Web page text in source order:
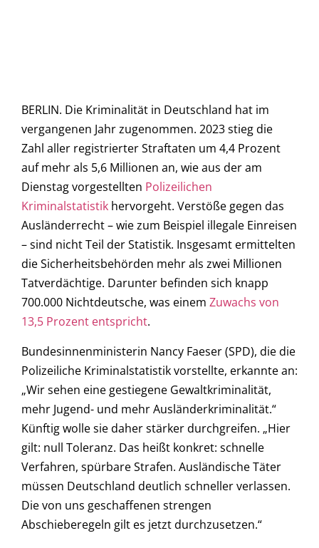
BERLIN. Die Kriminalität in Deutschland hat im
vergangenen Jahr zugenommen. 2023 stieg die
Zahl aller registrierter Straftaten um 4,4 Prozent
auf mehr als 5,6 Millionen an, wie aus der am
Dienstag vorgestellten Polizeilichen
Kriminalstatistik hervorgeht. Verstöße gegen das
Ausländerrecht – wie zum Beispiel illegale Einreisen
– sind nicht Teil der Statistik. Insgesamt ermittelten
die Sicherheitsbehörden mehr als zwei Millionen
Tatverdächtige. Darunter befinden sich knapp
700.000 Nichtdeutsche, was einem Zuwachs von
13,5 Prozent entspricht.
Bundesinnenministerin Nancy Faeser (SPD), die die
Polizeiliche Kriminalstatistik vorstellte, erkannte an:
„Wir sehen eine gestiegene Gewaltkriminalität,
mehr Jugend- und mehr Ausländerkriminalität.“
Künftig wolle sie daher stärker durchgreifen. „Hier
gilt: null Toleranz. Das heißt konkret: schnelle
Verfahren, spürbare Strafen. Ausländische Täter
müssen Deutschland deutlich schneller verlassen.
Die von uns geschaffenen strengen
Abschieberegeln gilt es jetzt durchzusetzen.“